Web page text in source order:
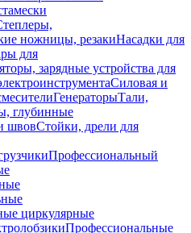
ножницы, резакиНасадки для
для
зарядные устройства для
Силовая и
ГенераторыТали,
глубинные
швовСтойки, дрели для
Профессиональный
циркулярные
Профессиональные